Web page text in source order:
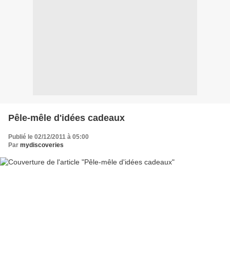
Pêle-mêle d'idées cadeaux
Publié le 02/12/2011 à 05:00
Par mydiscoveries